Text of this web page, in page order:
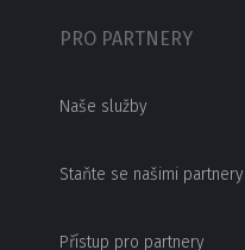
PRO PARTNERY
Naše služby
Staňte se našimi partnery
Přístup pro partnery